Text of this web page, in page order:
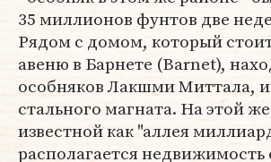
35 миллионов фунтов две
Рядом с домом, который
авеню в Барнете (Barnet),
особняков Лакшми Миттала,
стального магната. На этой
известной как "аллея
располагается недвижимость